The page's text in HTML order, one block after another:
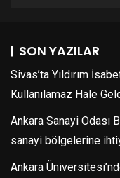
SON YAZILAR
Sivas’ta Yıldırım
Kullanılamaz Hale
Ankara Sanayi Odası
sanayi bölgelerine
Ankara